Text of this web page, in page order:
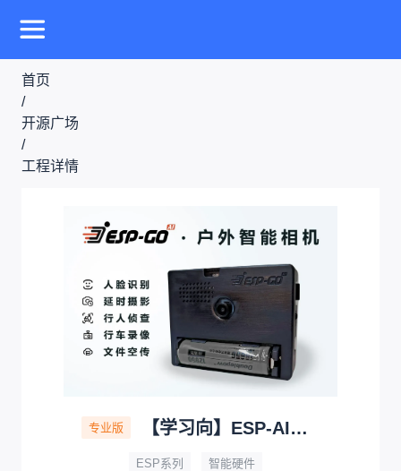
首页
/
开源广场
/
工程详情
专业版 【学习向】ESP-AIGO：户外智能相机
ESP系列 智能硬件